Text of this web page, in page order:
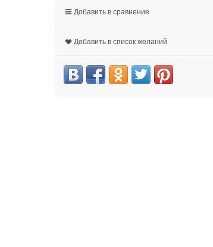
Добавить в сравнение
Добавить в список желаний